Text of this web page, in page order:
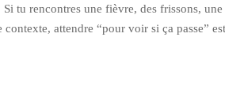
tu rencontres une fièvre, des frissons,
attendre “pour voir si ça passe”